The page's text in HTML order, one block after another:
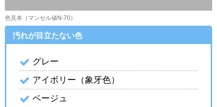
色見本（マンセル値N-70）
汚れが目立たない色
グレー
アイボリー（象牙色）
ベージュ